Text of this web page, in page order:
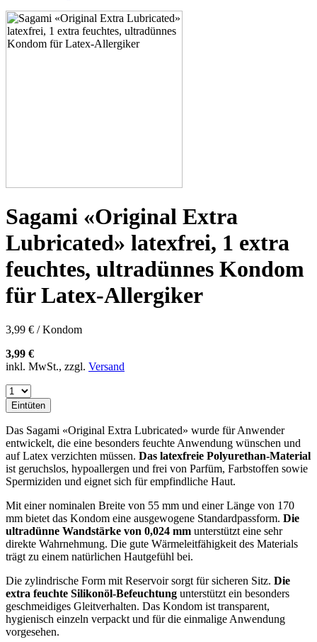
Sagami «Original Extra
Lubricated» latexfrei, 1 extra
feuchtes, ultradünnes Kondom
für Latex-Allergiker
3,99 € / Kondom
3,99 €
inkl. MwSt., zzgl. Versand
Eintüten
Das Sagami «Original Extra Lubricated» wurde für Anwender
entwickelt, die eine besonders feuchte Anwendung wünschen und
auf Latex verzichten müssen. Das latexfreie Polyurethan-Material
ist geruchslos, hypoallergen und frei von Parfüm, Farbstoffen sowie
Spermiziden und eignet sich für empfindliche Haut.
Mit einer nominalen Breite von 55 mm und einer Länge von 170
mm bietet das Kondom eine ausgewogene Standardpassform. Die
ultradünne Wandstärke von 0,024 mm unterstützt eine sehr
direkte Wahrnehmung. Die gute Wärmeleitfähigkeit des Materials
trägt zu einem natürlichen Hautgefühl bei.
Die zylindrische Form mit Reservoir sorgt für sicheren Sitz. Die
extra feuchte Silikonöl-Befeuchtung unterstützt ein besonders
geschmeidiges Gleitverhalten. Das Kondom ist transparent,
hygienisch einzeln verpackt und für die einmalige Anwendung
vorgesehen.